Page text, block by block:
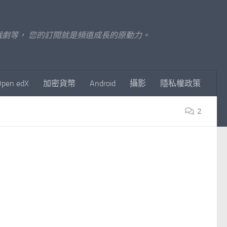
等， 您的訂閱就是頻道成長的原動力。
edX 加密貨幣 Android 攝影 隱私權政策
2